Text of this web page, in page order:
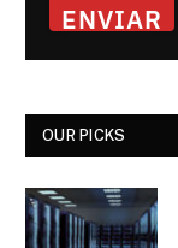
ENVIAR
OUR PICKS